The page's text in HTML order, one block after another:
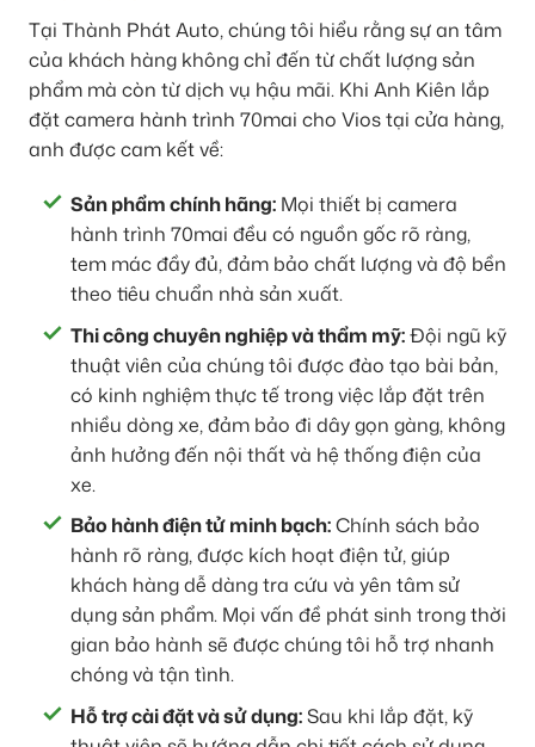
Tại Thành Phát Auto, chúng tôi hiểu rằng sự an tâm
của khách hàng không chỉ đến từ chất lượng sản
phẩm mà còn từ dịch vụ hậu mãi. Khi Anh Kiên lắp
đặt camera hành trình 70mai cho Vios tại cửa hàng,
anh được cam kết về:
Sản phẩm chính hãng: Mọi thiết bị camera
hành trình 70mai đều có nguồn gốc rõ ràng,
tem mác đầy đủ, đảm bảo chất lượng và độ bền
theo tiêu chuẩn nhà sản xuất.
Thi công chuyên nghiệp và thẩm mỹ:Đội ngũ kỹ
thuật viên của chúng tôi được đào tạo bài bản,
có kinh nghiệm thực tế trong việc lắp đặt trên
nhiều dòng xe, đảm bảo đi dây gọn gàng, không
ảnh hưởng đến nội thất và hệ thống điện của
xe.
Bảo hành điện tử minh bạch:Chính sách bảo
hành rõ ràng, được kích hoạt điện tử, giúp
khách hàng dễ dàng tra cứu và yên tâm sử
dụng sản phẩm. Mọi vấn đề phát sinh trong thời
gian bảo hành sẽ được chúng tôi hỗ trợ nhanh
chóng và tận tình.
Hỗ trợ cài đặt và sử dụng:Sau khi lắp đặt, kỹ